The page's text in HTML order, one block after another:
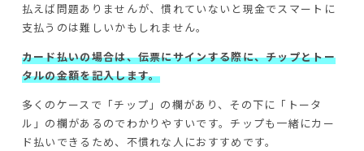
払えば問題ありませんが、慣れていないと現金でスマートに
支払うのは難しいかもしれません。
カード払いの場合は、伝票にサインする際に、チップとトー
タルの金額を記入します。
多くのケースで「チップ」の欄があり、その下に「トータ
ル」の欄があるのでわかりやすいです。チップも一緒にカー
ド払いできるため、不慣れな人におすすめです。